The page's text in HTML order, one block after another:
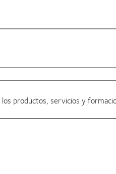
productos, servicios y